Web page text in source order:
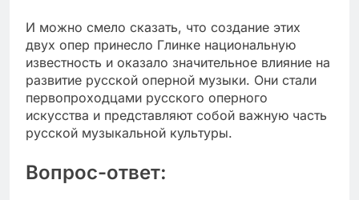
И можно смело сказать, что создание этих
двух опер принесло Глинке национальную
известность и оказало значительное влияние на
развитие русской оперной музыки. Они стали
первопроходцами русского оперного
искусства и представляют собой важную часть
русской музыкальной культуры.
Вопрос-ответ: